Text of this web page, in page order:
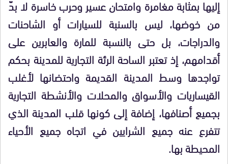
إليها بمثابة مغامرة وامتحان عسير وحرب خاسرة لا بدّ
من خوضها، ليس بالسنبة للسيارات أو الشاحنات
والدراجات، بل حتى بالنسبة للمارة والعابرين على
أقدامهم، إذ تعتبر الساحة الرئة التجارية للمدينة بحكم
تواجدها وسط المدينة القديمة واحتضانها لأغلب
القيساريات والأسواق والمحلات والأنشطة التجارية
بجميع أصنافها، إضافة إلى كونها قلب المدينة الذي
تتفرع عنه جميع الشرايين في اتجاه جميع الأحياء
المحيطة بها.